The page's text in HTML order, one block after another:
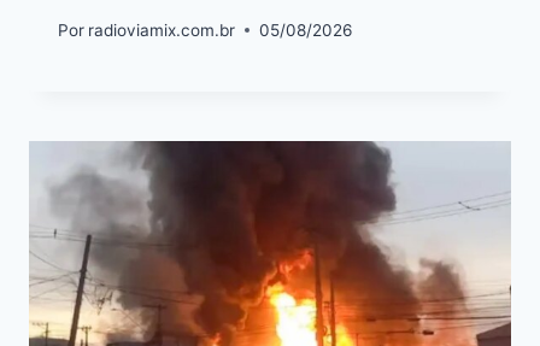
Por radioviamix.com.br 05/08/2026